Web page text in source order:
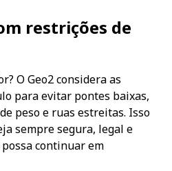
restrições de
O Geo2 considera as
para evitar pontes baixas,
peso e ruas estreitas. Isso
sempre segura, legal e
continuar em